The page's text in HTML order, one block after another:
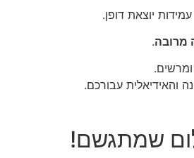
יוצאת דופן.
מרובה.
והאידיאלית עבורכם.